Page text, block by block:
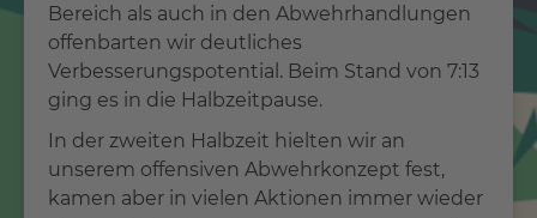
Bereich als auch in den Abwehrhandlungen
offenbarten wir deutliches
Verbesserungspotential. Beim Stand von 7:13
ging es in die Halbzeitpause.
In der zweiten Halbzeit hielten wir an
unserem offensiven Abwehrkonzept fest,
kamen aber in vielen Aktionen immer wieder